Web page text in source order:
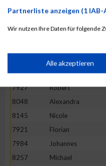
8068
Satu
Johannes
7935
Dominik
7927
Robert
8048
Alexandra
8145
Nicole
7921
Florian
7984
Johannes
8257
Michael
Partnerliste anzeigen (1
Wir nutzen Ihre Daten für folgende
Speichern von oder
Verwendung reduzierter
Verwendung von Profilen
Alle akzeptieren